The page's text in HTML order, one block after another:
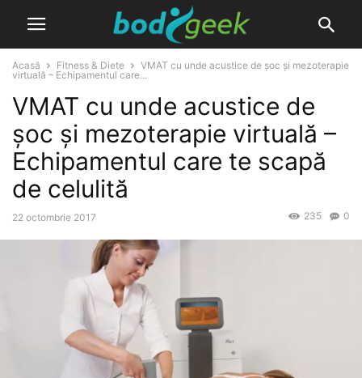
Acasă Fitness & Diete
VMAT cu unde acustice de șoc și mezoterapie
virtuală – Echipamentul care...
VMAT cu unde acustice de
șoc și mezoterapie virtuală –
Echipamentul care te scapă
de celulită
22 octombrie 2017 0
235